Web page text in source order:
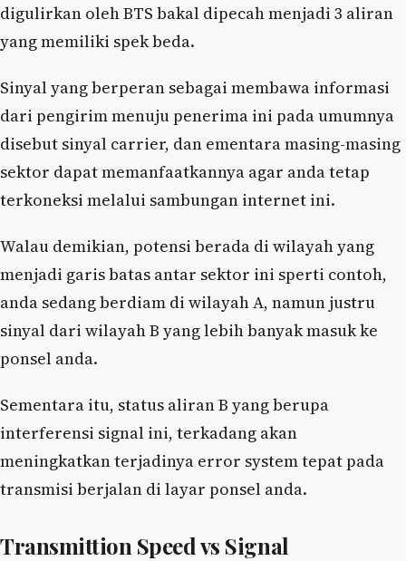
digulirkan oleh BTS bakal dipecah menjadi 3 aliran
yang memiliki spek beda.
Sinyal yang berperan sebagai membawa informasi
dari pengirim menuju penerima ini pada umumnya
disebut sinyal carrier, dan ementara masing-masing
sektor dapat memanfaatkannya agar anda tetap
terkoneksi melalui sambungan internet ini.
Walau demikian, potensi berada di wilayah yang
menjadi garis batas antar sektor ini sperti contoh,
anda sedang berdiam di wilayah A, namun justru
sinyal dari wilayah B yang lebih banyak masuk ke
ponsel anda.
Sementara itu, status aliran B yang berupa
interferensi signal ini, terkadang akan
meningkatkan terjadinya error system tepat pada
transmisi berjalan di layar ponsel anda.
Transmittion Speed vs Signal